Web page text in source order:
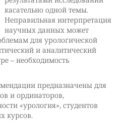
касательно одной темы.
Неправильная интерпретация
научных данных может
для урологической
и аналитический
‒ необходимость
предназначены для
и ординаторов,
«урология», студентов
курсов.